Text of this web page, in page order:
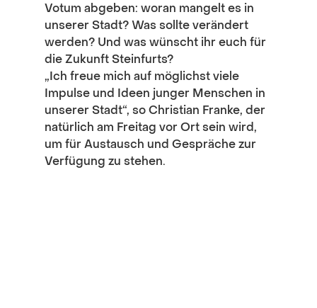
Votum abgeben: woran mangelt es in
unserer Stadt? Was sollte verändert
werden? Und was wünscht ihr euch für
die Zukunft Steinfurts?
„Ich freue mich auf möglichst viele
Impulse und Ideen junger Menschen in
unserer Stadt“, so Christian Franke, der
natürlich am Freitag vor Ort sein wird,
um für Austausch und Gespräche zur
Verfügung zu stehen.